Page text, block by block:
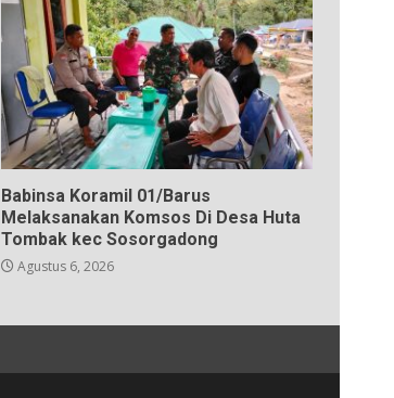
Babinsa Koramil 01/Barus
Melaksanakan Komsos Di Desa Huta
Tombak kec Sosorgadong
Agustus 6, 2026